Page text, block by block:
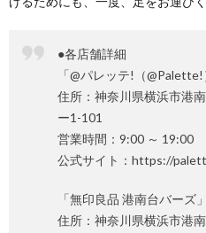
●各店舗詳細
「@パレッテ!（@Palette!
住所：神奈川県横浜市港
ー1-101
営業時間：9:00 ～ 19:00
公式サイト：https://
「無印良品 港南台バーズ」
住所：神奈川県横浜市港